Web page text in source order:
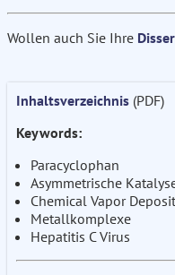
Wollen auch Sie Ihre
Inhaltsverzeichnis (PDF)
Keywords:
Paracyclophan
Asymmetrische
Chemical Vapor
Metallkomplexe
Hepatitis C Virus